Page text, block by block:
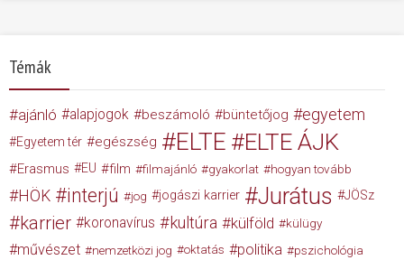
Témák
ajánló alapjogok beszámoló büntetőjog egyetem
Egyetem tér egészség ELTE ELTE ÁJK
Erasmus EU film filmajánló gyakorlat hogyan tovább
HÖK interjú jog jogászi karrier Jurátus JÖSz
karrier koronavírus kultúra külföld külügy
művészet nemzetközi jog oktatás politika pszichológia